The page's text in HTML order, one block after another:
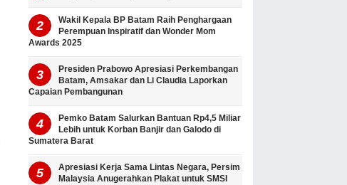
Wakil Kepala BP Batam Raih Penghargaan
Perempuan Inspiratif dan Wonder Mom
Awards 2025
Presiden Prabowo Apresiasi Perkembangan
Batam, Amsakar dan Li Claudia Laporkan
Capaian Pembangunan
Pemko Batam Salurkan Bantuan Rp4,5 Miliar
Lebih untuk Korban Banjir dan Galodo di
Sumatera Barat
Apresiasi Kerja Sama Lintas Negara, Persim
Malaysia Anugerahkan Plakat untuk SMSI